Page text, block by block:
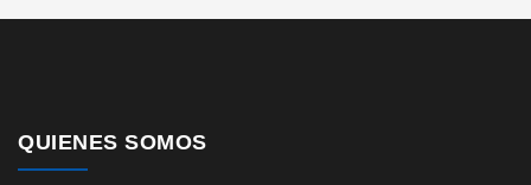
QUIENES SOMOS